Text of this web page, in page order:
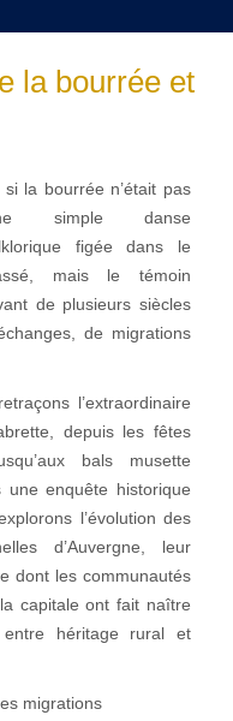
la bourrée et
si la bourrée n’était pas
simple danse
figée dans le
mais le témoin
de plusieurs siècles
de migrations
l’extraordinaire
depuis les fêtes
bals musette
une enquête historique
l’évolution des
d’Auvergne, leur
dont les communautés
capitale ont fait naître
héritage rural et
migrations